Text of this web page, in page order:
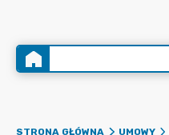
STRONA GŁÓWNA UMOWY